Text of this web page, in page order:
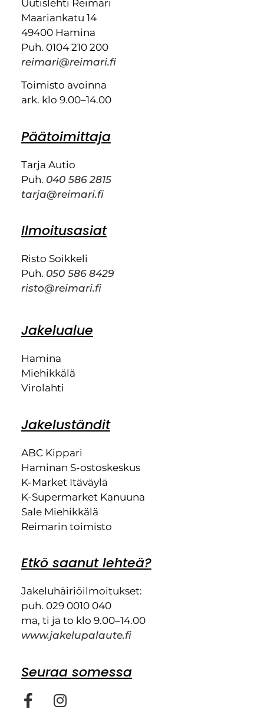
Uutislehti Reimari
Maariankatu 14
49400 Hamina
Puh. 0104 210 200
reimari@reimari.fi
Toimisto avoinna
ark. klo 9.00–14.00
Päätoimittaja
Tarja Autio
Puh. 040 586 2815
tarja@reimari.fi
Ilmoitusasiat
Risto Soikkeli
Puh. 050 586 8429
risto@reimari.fi
Jakelualue
Hamina
Miehikkälä
Virolahti
Jakeluständit
ABC Kippari
Haminan S-ostoskeskus
K-Market Itäväylä
K-Supermarket Kanuuna
Sale Miehikkälä
Reimarin toimisto
Etkö saanut lehteä?
Jakeluhäiriöilmoitukset:
puh. 029 0010 040
ma, ti ja to klo 9.00–14.00
www.jakelupalaute.fi
Seuraa somessa